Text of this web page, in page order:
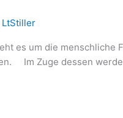
LtStiller
es um die menschliche
Im Zuge dessen